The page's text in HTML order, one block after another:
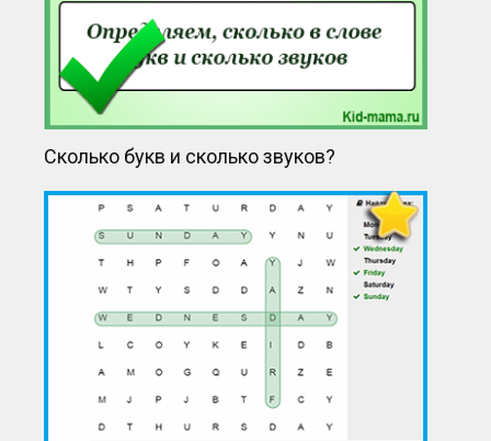
Сколько букв и сколько звуков?